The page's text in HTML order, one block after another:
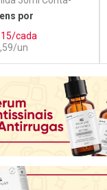
por
cada
un